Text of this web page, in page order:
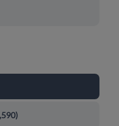
)